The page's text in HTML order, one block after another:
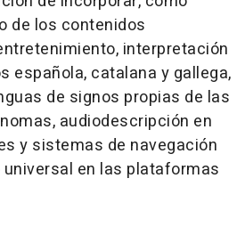
de los contenidos
interpretación
española, catalana y gallega,
de signos propias de las
audiodescripción en
y sistemas de navegación
en las plataformas